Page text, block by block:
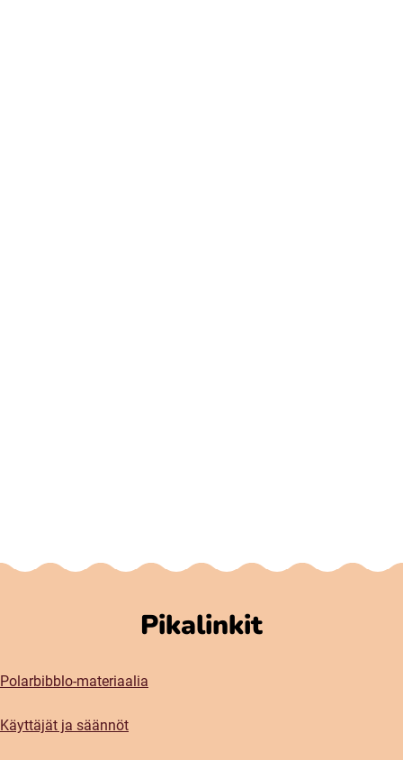
Pikalinkit
Polarbibblo-materiaalia
Käyttäjät ja säännöt